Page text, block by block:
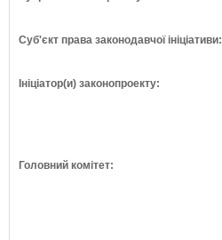
Суб'єкт права законодавчої ініціативи:
Ініціатор(и) законопроекту:
Головний комітет: